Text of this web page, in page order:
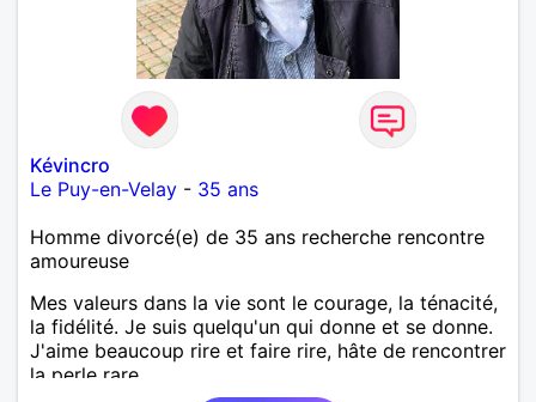
Kévincro
Le Puy-en-Velay - 35 ans
Homme divorcé(e) de 35 ans recherche rencontre
amoureuse
Mes valeurs dans la vie sont le courage, la ténacité,
la fidélité. Je suis quelqu'un qui donne et se donne.
J'aime beaucoup rire et faire rire, hâte de rencontrer
la perle rare.